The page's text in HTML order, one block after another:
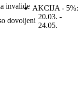
AKCIJA - 5%:
20.03. -
24.05.